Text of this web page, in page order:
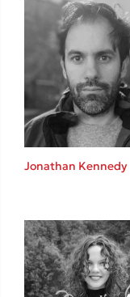
Jonathan Kennedy